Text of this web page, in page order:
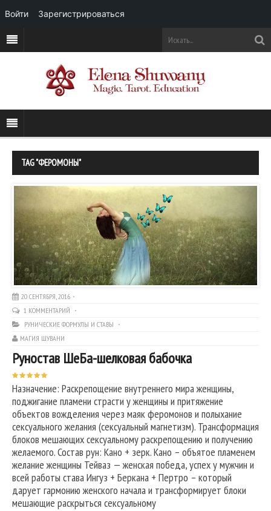
TAG "ФЕРОМОНЫ"
20 СЕНТЯБРЯ, 2016
1 КОММЕНТАРИЙ
РУНИЧЕСКИЕ ФОРМУЛЫ И СТАВЫ
МАГИЯ ШУВАНИ
Руностав ШеБа-шелковая бабочка
Назначение: Раскрепощение внутреннего мира женщины,
поджигание пламени страсти у женщины и притяжение
объектов вожделения через маяк феромонов и полыхание
сексуального желания (сексуальный магнетизм). Трансформация
блоков мешающих сексуальному раскрепощению и получению
желаемого. Состав рун: Кано + зерк. Кано – объятое пламенем
желание женщины Тейваз — женская победа, успех у мужчин и
всей работы става Ингуз + Беркана + Пертро – который
дарует гармонию женского начала и трансформирует блоки
мешающие раскрыться сексуальному
Войти Зарегистрироваться